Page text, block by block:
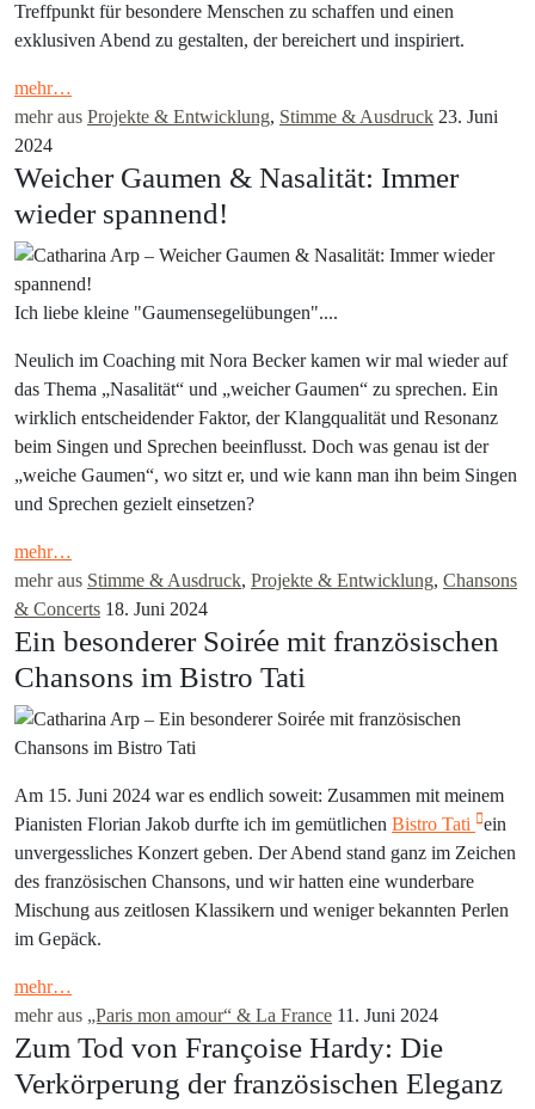
Treffpunkt für besondere Menschen zu schaffen und einen
exklusiven Abend zu gestalten, der bereichert und inspiriert.
mehr…
mehr aus Projekte & Entwicklung, Stimme & Ausdruck 23. Juni
2024
Weicher Gaumen & Nasalität: Immer
wieder spannend!
Ich liebe kleine "Gaumensegelübungen"....
Neulich im Coaching mit Nora Becker kamen wir mal wieder auf
das Thema „Nasalität“ und „weicher Gaumen“ zu sprechen. Ein
wirklich entscheidender Faktor, der Klangqualität und Resonanz
beim Singen und Sprechen beeinflusst. Doch was genau ist der
„weiche Gaumen“, wo sitzt er, und wie kann man ihn beim Singen
und Sprechen gezielt einsetzen?
mehr…
mehr aus Stimme & Ausdruck, Projekte & Entwicklung, Chansons
& Concerts 18. Juni 2024
Ein besonderer Soirée mit französischen
Chansons im Bistro Tati
Am 15. Juni 2024 war es endlich soweit: Zusammen mit meinem
Pianisten Florian Jakob durfte ich im gemütlichen Bistro Tati
ein
unvergessliches Konzert geben. Der Abend stand ganz im Zeichen
des französischen Chansons, und wir hatten eine wunderbare
Mischung aus zeitlosen Klassikern und weniger bekannten Perlen
im Gepäck.
mehr…
mehr aus „Paris mon amour“ & La France 11. Juni 2024
Zum Tod von Françoise Hardy: Die
Verkörperung der französischen Eleganz